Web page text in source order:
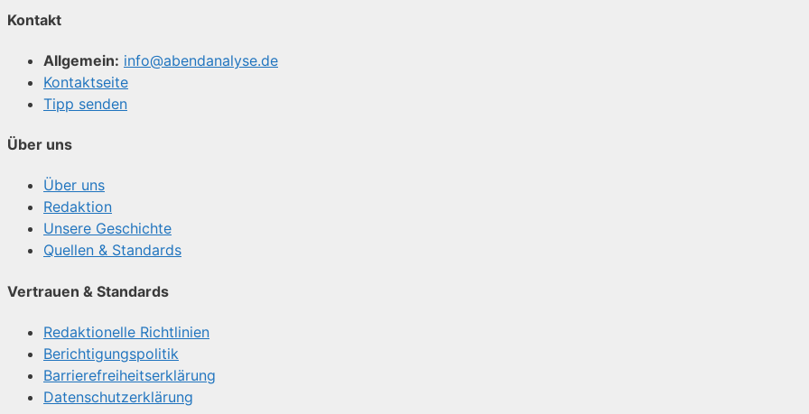
Kontakt
Allgemein: info@abendanalyse.de
Kontaktseite
Tipp senden
Über uns
Über uns
Redaktion
Unsere Geschichte
Quellen & Standards
Vertrauen & Standards
Redaktionelle Richtlinien
Berichtigungspolitik
Barrierefreiheitserklärung
Datenschutzerklärung